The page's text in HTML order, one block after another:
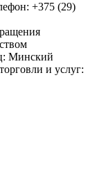
+375 (29)
Минский
и услуг: